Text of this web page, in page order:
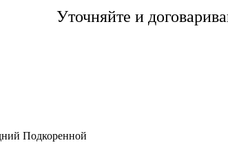
Уточняйте и
Подкоренной